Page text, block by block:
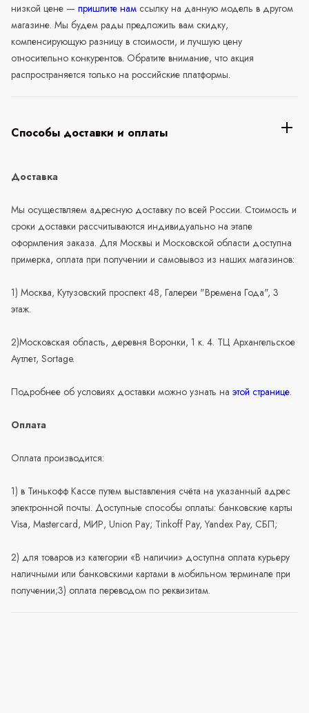
низкой цене — пришлите нам ссылку на данную модель в другом
магазине. Мы будем рады предложить вам скидку,
компенсирующую разницу в стоимости, и лучшую цену
относительно конкурентов. Обратите внимание, что акция
распространяется только на российские платформы.
Способы доставки и оплаты
Доставка
Мы осуществляем адресную доставку по всей России. Стоимость и
сроки доставки рассчитываются индивидуально на этапе
оформления заказа. Для Москвы и Московской области доступна
примерка, оплата при получении и самовывоз из наших магазинов:
1) Москва, Кутузовский проспект 48, Галереи "Времена Года", 3
этаж.
2)Московская область, деревня Воронки, 1 к. 4. ТЦ Архангельское
Аутлет, Sortage.
Подробнее об условиях доставки можно узнать на этой странице.
Оплата
Оплата производится:
1) в Тинькофф Кассе путем выставления счёта на указанный адрес
электронной почты. Доступные способы оплаты: банковские карты
Visa, Mastercard, МИР, Union Pay; Tinkoff Pay, Yandex Pay, СБП;
2) для товаров из категории «В наличии» доступна оплата курьеру
наличными или банковскими картами в мобильном терминале при
получении;3) оплата переводом по реквизитам.